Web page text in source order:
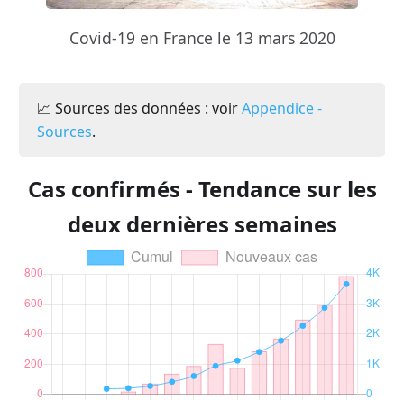
Covid-19 en France le 13 mars 2020
📈 Sources des données : voirAppendice -
Sources.
Cas confirmés - Tendance sur les
deux dernières semaines